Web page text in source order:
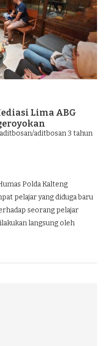
Lima ABG
aditbosan3 tahun
Polda Kalteng
pelajar yang diduga baru
seorang pelajar
langsung oleh